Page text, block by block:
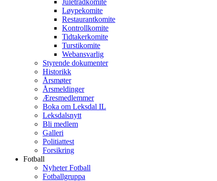
Juletrådkomite
Løypekomite
Restaurantkomite
Kontrollkomite
Tidtakerkomite
Turstikomite
Webansvarlig
Styrende dokumenter
Historikk
Årsmøter
Årsmeldinger
Æresmedlemmer
Boka om Leksdal IL
Leksdalsnytt
Bli medlem
Galleri
Politiattest
Forsikring
Fotball
Nyheter Fotball
Fotballgruppa